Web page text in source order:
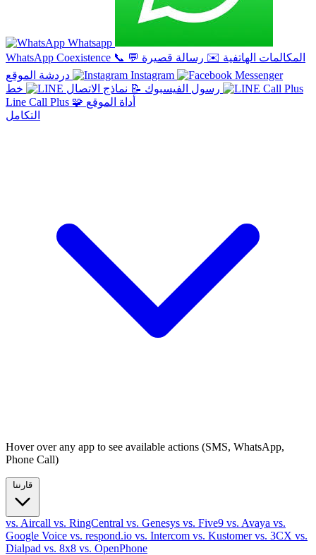
Whatsapp
WhatsApp Coexistence 📞 المكالمات الهاتفية ✉️ رسالة قصيرة 💬
Instagram
رسول الفيسبوك 📝 نماذج الاتصال
Line Call Plus 🧩 أداة الموقع
التكامل
Hover over any app to see available actions (SMS, WhatsApp,
Phone Call)
vs. Aircall vs. RingCentral vs. Genesys vs. Five9 vs. Avaya vs.
Google Voice vs. respond.io vs. Intercom vs. Kustomervs. 3CX vs.
Dialpad vs. 8x8 vs. OpenPhone